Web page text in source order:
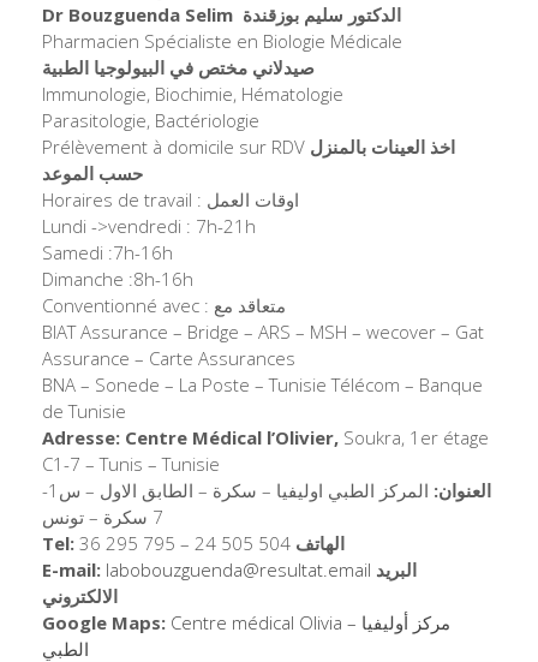
Dr Bouzguenda Selim الدكتور سليم بوزقندة
Pharmacien Spécialiste en Biologie Médicale
صيدلاني مختص في البيولوجيا الطبية
Immunologie, Biochimie, Hématologie
Parasitologie, Bactériologie
Prélèvement à domicile sur RDV اخذ العينات بالمنزل
حسب الموعد
Horaires de travail : اوقات العمل
Lundi ->vendredi : 7h-21h
Samedi :7h-16h
Dimanche :8h-16h
Conventionné avec : متعاقد مع
BIAT Assurance – Bridge – ARS – MSH – wecover – Gat
Assurance – Carte Assurances
BNA – Sonede – La Poste – Tunisie Télécom – Banque
de Tunisie
Adresse: Centre Médical l’Olivier, Soukra, 1er étage
C1-7 – Tunis – Tunisie
العنوان:
المركز الطبي اوليفيا – سكرة – الطابق الاول – س1-
7 سكرة – تونس
Tel: 36 295 795 – 24 505 504 الهاتف
E-mail: labobouzguenda@resultat.email البريد
الالكتروني
Google Maps: Centre médical Olivia – مركز أوليفيا
الطبي